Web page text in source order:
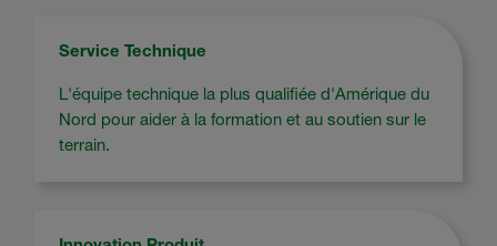
Service Technique
L'équipe technique la plus qualifiée d'Amérique du
Nord pour aider à la formation et au soutien sur le
terrain.